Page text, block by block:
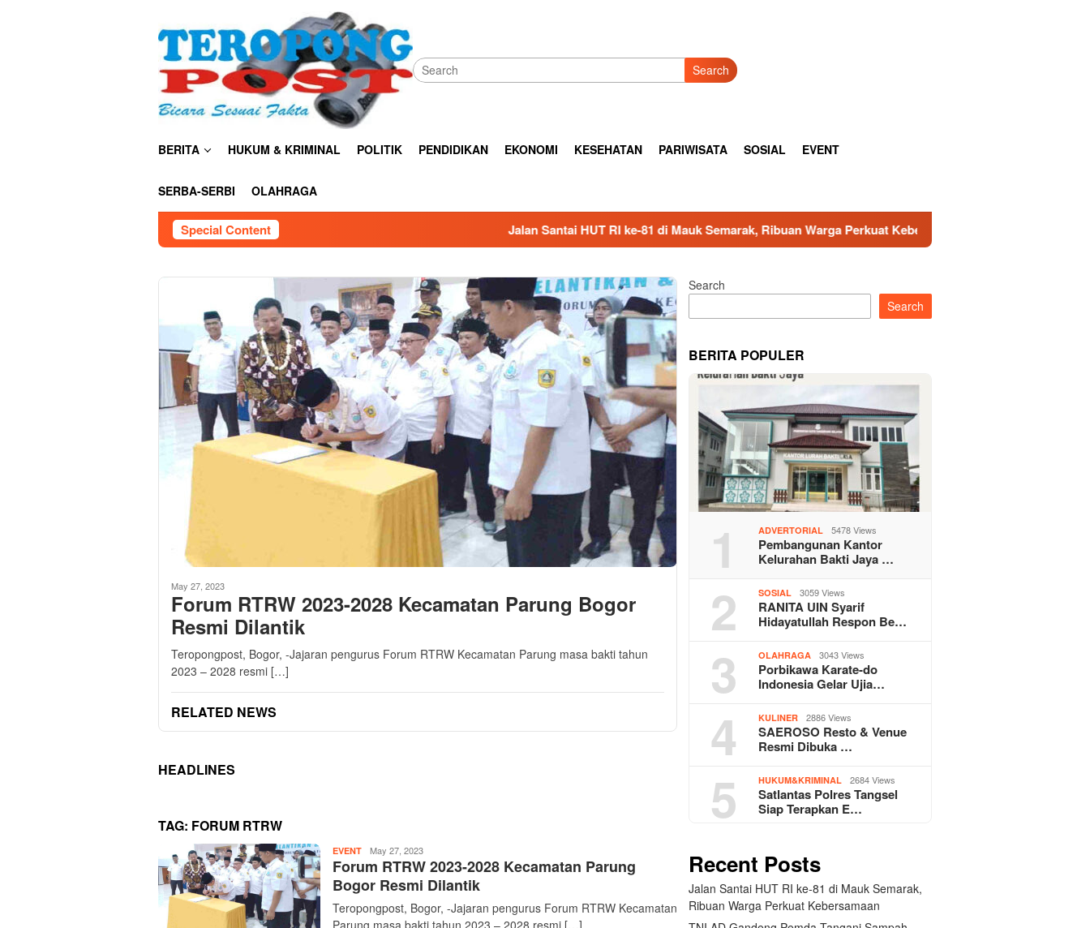
Search
BERITA HUKUM & KRIMINAL POLITIK PENDIDIKAN EKONOMI KESEHATAN PARIWISATA SOSIAL EVENT
SERBA-SERBI OLAHRAGA
Special Content Jalan Santai HUT RI ke-81 di Mauk Semarak, Ribuan Warga Perkuat Kebersamaan TNI AD Gandeng Pemda
May 27, 2023
Forum RTRW 2023-2028 Kecamatan Parung Bogor
Resmi Dilantik
Teropongpost, Bogor, -Jajaran pengurus Forum RTRW Kecamatan Parung masa bakti tahun
2023 – 2028 resmi […]
RELATED NEWS
HEADLINES
TAG: FORUM RTRW
EVENT teropongpost
May 27, 2023
Forum RTRW 2023-2028 Kecamatan Parung
Bogor Resmi Dilantik
Teropongpost, Bogor, -Jajaran pengurus Forum RTRW Kecamatan
Search
Search
BERITA POPULER
1 ADVERTORIAL 5478 Views
Pembangunan Kantor
Kelurahan Bakti Jaya …
2 SOSIAL 3059 Views
RANITA UIN Syarif
Hidayatullah Respon Be…
3 OLAHRAGA 3043 Views
Porbikawa Karate-do
Indonesia Gelar Ujia…
4 KULINER 2886 Views
SAEROSO Resto & Venue
Resmi Dibuka …
5 HUKUM&KRIMINAL 2684 Views
Satlantas Polres Tangsel
Siap Terapkan E…
Recent Posts
Jalan Santai HUT RI ke-81 di Mauk Semarak,
Ribuan Warga Perkuat Kebersamaan